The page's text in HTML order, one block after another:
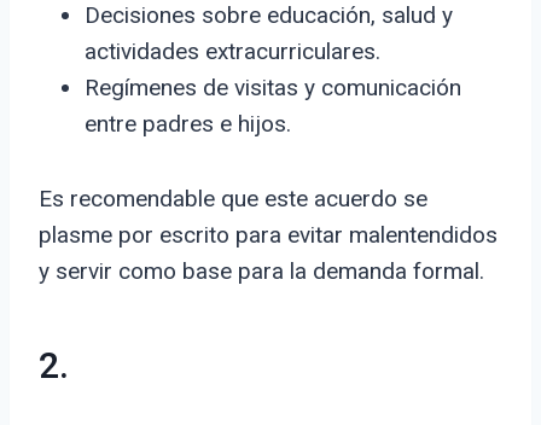
Decisiones sobre educación, salud y
actividades extracurriculares.
Regímenes de visitas y comunicación
entre padres e hijos.
Es recomendable que este acuerdo se
plasme por escrito para evitar malentendidos
y servir como base para la demanda formal.
2.